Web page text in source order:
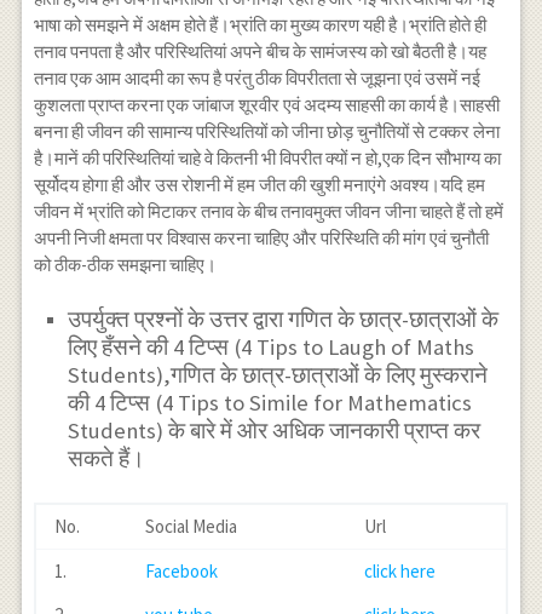
भाषा को समझने में अक्षम होते हैं।भ्रांति का मुख्य कारण यही है।भ्रांति होते ही
तनाव पनपता है और परिस्थितियां अपने बीच के सामंजस्य को खो बैठती है।यह
तनाव एक आम आदमी का रूप है परंतु ठीक विपरीतता से जूझना एवं उसमें नई
कुशलता प्राप्त करना एक जांबाज शूरवीर एवं अदम्य साहसी का कार्य है।साहसी
बनना ही जीवन की सामान्य परिस्थितियों को जीना छोड़ चुनौतियों से टक्कर लेना
है।मानें की परिस्थितियां चाहे वे कितनी भी विपरीत क्यों न हो,एक दिन सौभाग्य का
सूर्योदय होगा ही और उस रोशनी में हम जीत की खुशी मनाएंगे अवश्य।यदि हम
जीवन में भ्रांति को मिटाकर तनाव के बीच तनावमुक्त जीवन जीना चाहते हैं तो हमें
अपनी निजी क्षमता पर विश्वास करना चाहिए और परिस्थिति की मांग एवं चुनौती
को ठीक-ठीक समझना चाहिए।
उपर्युक्त प्रश्नों के उत्तर द्वारा गणित के छात्र-छात्राओं के
लिए हँसने की 4 टिप्स (4 Tips to Laugh of Maths
Students),गणित के छात्र-छात्राओं के लिए मुस्कराने
की 4 टिप्स (4 Tips to Simile for Mathematics
Students) के बारे में ओर अधिक जानकारी प्राप्त कर
सकते हैं।
No. Social Media
Url
1.
Facebook
click here